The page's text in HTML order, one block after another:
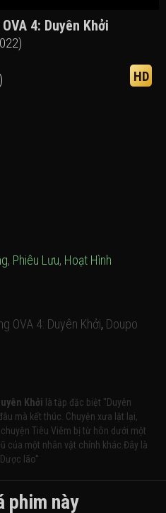
4: Duyên Khởi
HD
, Phiêu Lưu, Hoạt Hình
OVA 4: Duyên Khởi, Doupo
Khởi là tập đặc biệt ''Duyên
mà kết thúc. Chuyện xưa lật lại,
Tiêu Viêm bị từ hôn dưới một
của một nhân vật chính khác.Đây là
lão''
phim này